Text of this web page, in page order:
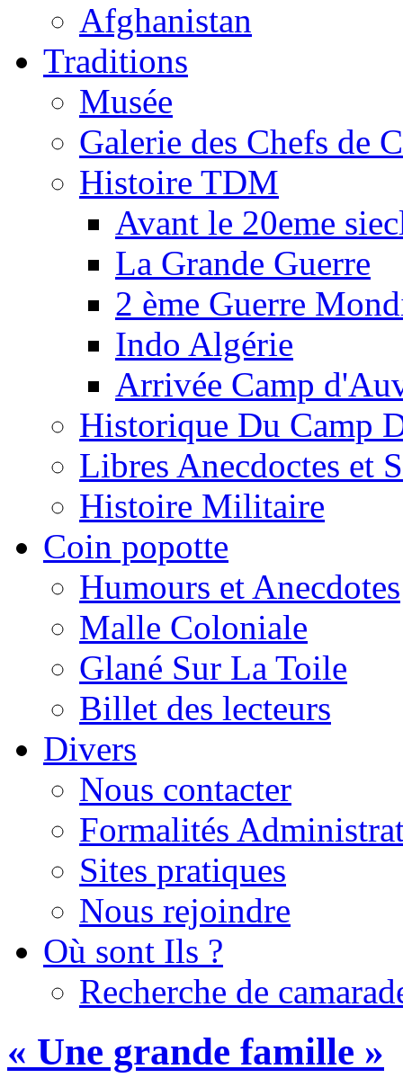
Afghanistan
Traditions
Musée
Galerie des Chefs de
Histoire TDM
Avant le 20eme
La Grande Guerre
2 ème Guerre
Indo Algérie
Arrivée Camp
Historique Du Camp
Libres Anecdoctes et
Histoire Militaire
Coin popotte
Humours et Anecdotes
Malle Coloniale
Glané Sur La Toile
Billet des lecteurs
Divers
Nous contacter
Formalités
Sites pratiques
Nous rejoindre
Où sont Ils ?
Recherche de
« Une grande famille »